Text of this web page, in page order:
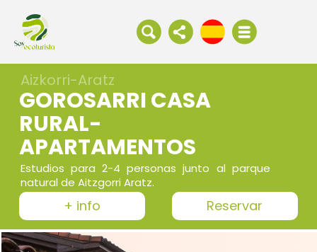
Aizkorri-Aratz
GOROSARRI CASA
RURAL-
APARTAMENTOS
Estudios para 2-4 personas junto al parque
natural de Aitzgorri Aratz.
+ info Reservar